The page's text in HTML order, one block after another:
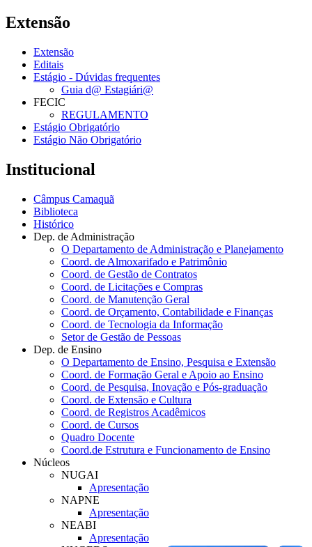
Extensão
Extensão
Editais
Estágio - Dúvidas frequentes
Guia d@ Estagiári@
FECIC
REGULAMENTO
Estágio Obrigatório
Estágio Não Obrigatório
Institucional
Câmpus Camaquã
Biblioteca
Histórico
Dep. de Administração
O Departamento de Administração e Planejamento
Coord. de Almoxarifado e Patrimônio
Coord. de Gestão de Contratos
Coord. de Licitações e Compras
Coord. de Manutenção Geral
Coord. de Orçamento, Contabilidade e Finanças
Coord. de Tecnologia da Informação
Setor de Gestão de Pessoas
Dep. de Ensino
O Departamento de Ensino, Pesquisa e Extensão
Coord. de Formação Geral e Apoio ao Ensino
Coord. de Pesquisa, Inovação e Pós-graduação
Coord. de Extensão e Cultura
Coord. de Registros Acadêmicos
Coord. de Cursos
Quadro Docente
Coord.de Estrutura e Funcionamento de Ensino
Núcleos
NUGAI
Apresentação
NAPNE
Apresentação
NEABI
Apresentação